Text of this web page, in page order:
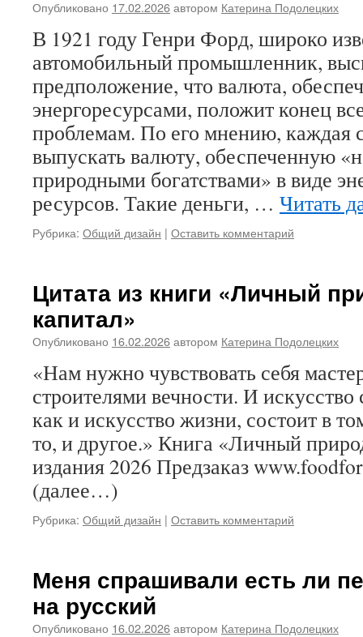
Опубликовано 17.02.2026автором Катерина Подолецких
В 1921 году Генри Форд, широко
автомобильный промышленник,
предположение, что валюта,
энергоресурсами, положит конец
проблемам. По его мнению, каждая
выпускать валюту, обеспеченную
природными богатствами» в виде
ресурсов. Такие деньги, … Читать
Рубрика: Общий дизайн | Оставить комментарий
Цитата из книги «Личный
капитал»
Опубликовано 16.02.2026автором Катерина Подолецких
«Нам нужно чувствовать себя
строителями вечности. И искусство
как и искусство жизни, состоит в
то, и другое.» Книга «Личный
издания 2026 Предзаказ
(далее…)
Рубрика: Общий дизайн | Оставить комментарий
Меня спрашивали есть ли
на русский
Опубликовано 16.02.2026автором Катерина Подолецких